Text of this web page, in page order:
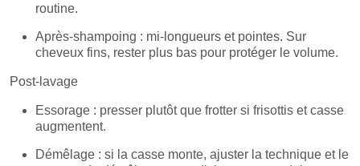
routine.
Après-shampoing : mi-longueurs et pointes. Sur
cheveux fins, rester plus bas pour protéger le volume.
Post-lavage
Essorage : presser plutôt que frotter si frisottis et casse
augmentent.
Démêlage : si la casse monte, ajuster la technique et le